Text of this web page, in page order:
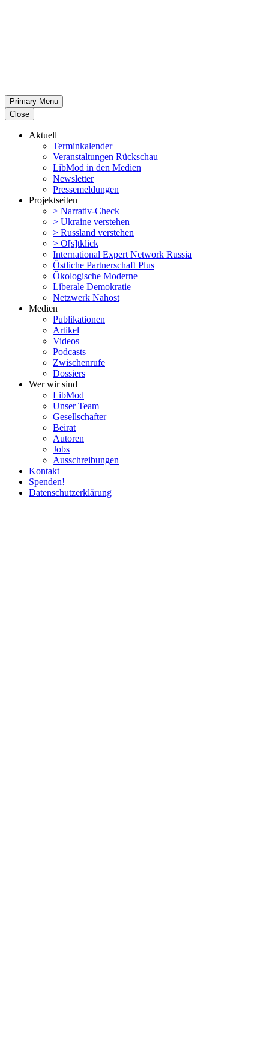
Primary Menu
Close
Aktuell
Termin­ka­lender
Veran­stal­tungen Rückschau
LibMod in den Medien
Newsletter
Presse­mel­dungen
Projekt­seiten
> Narrativ-Check
> Ukraine verstehen
> Russland verstehen
> O[s]tklick
Inter­na­tional Expert Network Russia
Östliche Partner­schaft Plus
Ökolo­gische Moderne
Liberale Demokratie
Netzwerk Nahost
Medien
Publi­ka­tionen
Artikel
Videos
Podcasts
Zwischenrufe
Dossiers
Wer wir sind
LibMod
Unser Team
Gesell­schafter
Beirat
Autoren
Jobs
Ausschrei­bungen
Kontakt
Spenden!
Daten­schutz­er­klärung